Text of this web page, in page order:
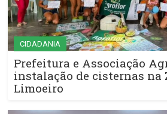
CIDADANIA
Prefeitura e Associação
instalação de cisternas na
Limoeiro